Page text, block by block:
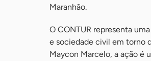
Maranhão.
O CONTUR representa
e sociedade civil em torno
Maycon Marcelo, a ação é